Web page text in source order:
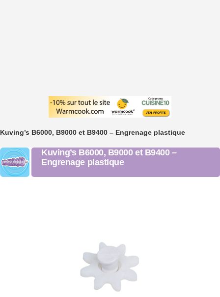
Kuving’s B6000, B9000 et B9400 – Engrenage plastique
Kuving’s B6000, B9000 et B9400 –
Engrenage plastique